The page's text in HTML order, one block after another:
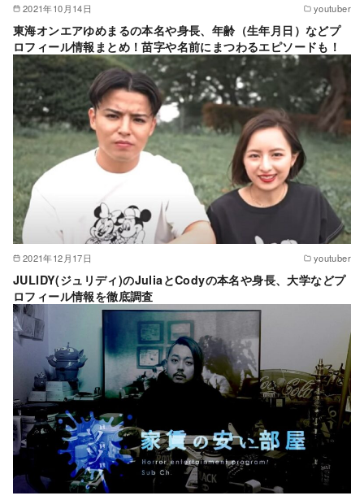
2021年10月14日 youtuber
東海オンエアゆめまるの本名や身長、年齢（生年月日）などプ
ロフィール情報まとめ！苗字や名前にまつわるエピソードも！
2021年12月17日 youtuber
JULIDY(ジュリディ)のJuliaとCodyの本名や身長、大学などプ
ロフィール情報を徹底調査